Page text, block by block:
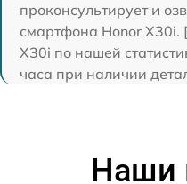
проконсультирует и
смартфона Honor X30i.
X30i по нашей
часа при наличии
Наши